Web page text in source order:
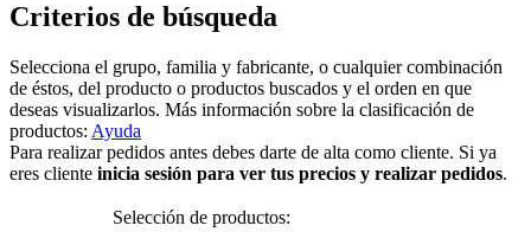
Criterios de búsqueda
Selecciona el grupo, familia y fabricante, o cualquier combinación
de éstos, del producto o productos buscados y el orden en que
deseas visualizarlos. Más información sobre la clasificación de
productos: Ayuda
Para realizar pedidos antes debes darte de alta como cliente. Si ya
eres cliente inicia sesión para ver tus precios y realizar pedidos.
Selección de productos: